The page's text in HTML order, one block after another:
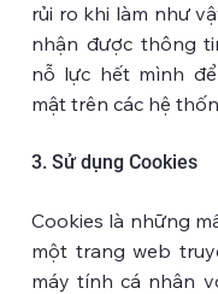
rủi ro khi làm như
nhận được thông
nỗ lực hết mình
mật trên các hệ
3. Sử dụng Cookies
Cookies là những
một trang web
máy tính cá nhân